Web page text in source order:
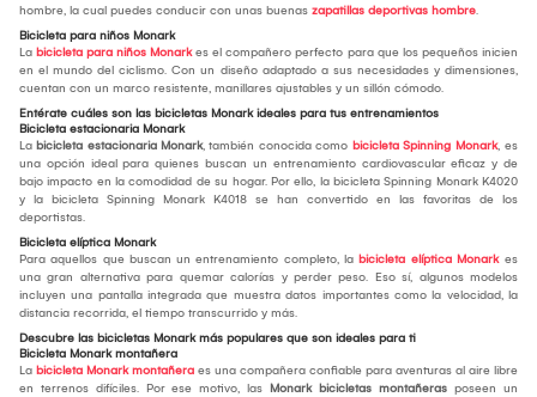
hombre, la cual puedes conducir con unas buenas zapatillas deportivas hombre.
Bicicleta para niños Monark
La bicicleta para niños Monarkes el compañero perfecto para que los pequeños inicien
en el mundo del ciclismo. Con un diseño adaptado a sus necesidades y dimensiones,
cuentan con un marco resistente, manillares ajustables y un sillón cómodo.
Entérate cuáles son las bicicletas Monark ideales para tus entrenamientos
Bicicleta estacionaria Monark
La bicicleta estacionaria Monark, también conocida como bicicleta Spinning Monark, es
una opción ideal para quienes buscan un entrenamiento cardiovascular eficaz y de
bajo impacto en la comodidad de su hogar. Por ello, la bicicleta Spinning Monark K4020
y la bicicleta Spinning Monark K4018 se han convertido en las favoritas de los
deportistas.
Bicicleta elíptica Monark
Para aquellos que buscan un entrenamiento completo, la bicicleta elíptica Monarkes
una gran alternativa para quemar calorías y perder peso. Eso sí, algunos modelos
incluyen una pantalla integrada que muestra datos importantes como la velocidad, la
distancia recorrida, el tiempo transcurrido y más.
Descubre las bicicletas Monark más populares que son ideales para ti
Bicicleta Monark montañera
La bicicleta Monark montañera es una compañera confiable para aventuras al aire libre
en terrenos difíciles. Por ese motivo, las Monark bicicletas montañeras poseen un